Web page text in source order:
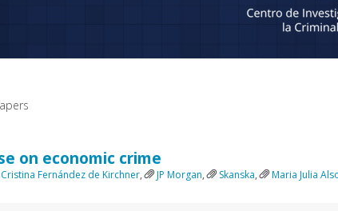
on economic crime
Cristina Fernández de Kirchner, JP Morgan, Skanska, Maria Julia